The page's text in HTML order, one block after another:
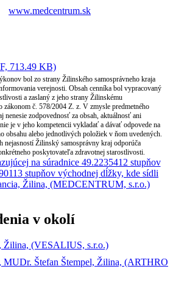
www.medcentrum.sk
713.49 KB)
bol zo strany Žilinského samosprávneho kraja
verejnosti. Obsah cenníka bol vypracovaný
a zaslaný z jeho strany Žilinskému
zákonom č. 578/2004 Z. z. V zmysle predmetného
nenesie zodpovednosť za obsah, aktuálnosť ani
je v jeho kompetencii vykladať a dávať odpovede na
obsahu alebo jednotlivých položiek v ňom uvedených.
nejasností Žilinský samosprávny kraj odporúča
poskytovateľa zdravotnej starostlivosti.
v okolí
Žilina, (VESALIUS, s.r.o.)
MUDr. Štefan Štempel, Žilina, (ARTHRO